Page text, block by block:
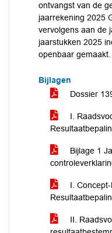
ontvangst van de
jaarrekening 2025
vervolgens aan de
jaarstukken 2025
openbaar gemaakt.
Bijlagen
Dossier
I.
Bijlage 1
I.
II.